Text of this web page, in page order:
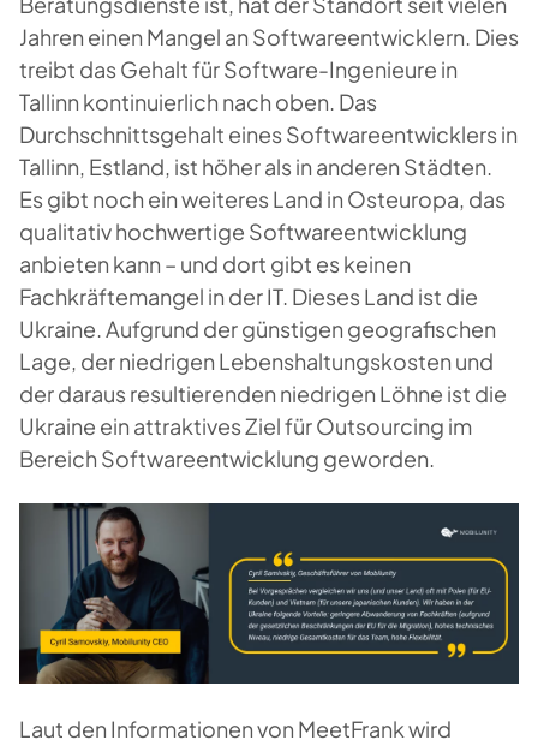
Jahren einen Mangel an Softwareentwicklern. Dies
treibt das Gehalt für Software-Ingenieure in
Tallinn kontinuierlich nach oben. Das
Durchschnittsgehalt eines Softwareentwicklers in
Tallinn, Estland, ist höher als in anderen Städten.
Es gibt noch ein weiteres Land in Osteuropa, das
qualitativ hochwertige Softwareentwicklung
anbieten kann – und dort gibt es keinen
Fachkräftemangel in der IT. Dieses Land ist die
Ukraine. Aufgrund der günstigen geografischen
Lage, der niedrigen Lebenshaltungskosten und
der daraus resultierenden niedrigen Löhne ist die
Ukraine ein attraktives Ziel für Outsourcing im
Bereich Softwareentwicklung geworden.
Laut den Informationen von MeetFrank wird